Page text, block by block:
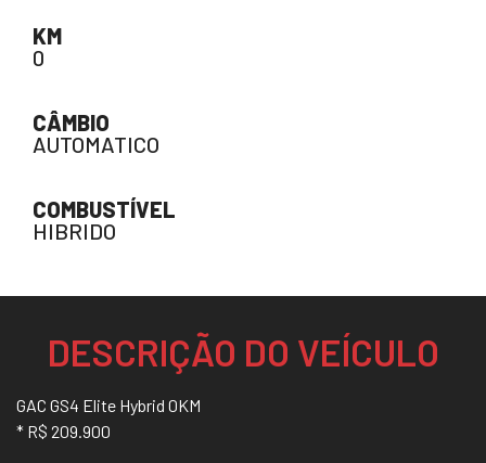
KM
0
CÂMBIO
AUTOMATICO
COMBUSTÍVEL
HIBRIDO
DESCRIÇÃO DO VEÍCULO
GAC GS4 Elite Hybrid 0KM
* R$ 209.900